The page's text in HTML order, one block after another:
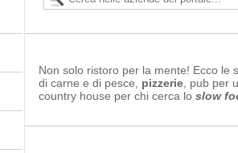
Non solo ristoro per la mente! Ecco le
di carne e di pesce, pizzerie , pub per
country house per chi cerca lo slow